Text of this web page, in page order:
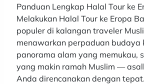
Panduan Lengkap Halal Tour ke
Melakukan Halal Tour ke Eropa
populer di kalangan traveler
menawarkan perpaduan budaya
panorama alam yang memukau,
yang makin ramah Muslim —
Anda direncanakan dengan